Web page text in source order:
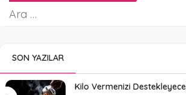
SON YAZILAR
Kilo Vermenizi